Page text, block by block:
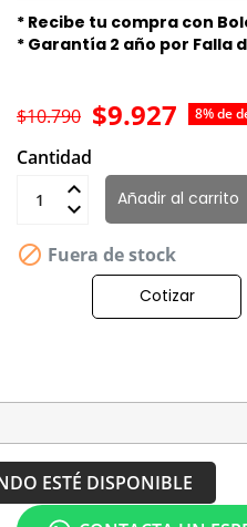
* Recibe tu compra con
* Garantía 2 año por Falla
$9.927 8% de
$10.790
Cantidad
Añadir al carrito
 Fuera de stock
Cotizar
ESTÉ DISPONIBLE